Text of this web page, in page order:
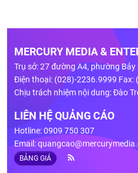
MERCURY MEDIA &
Trụ sở: 27 đường A4, phường
Điện thoại: (028)-2236.9999 Fax:
Chịu trách nhiệm nội dung: Đào
LIÊN HỆ QUẢNG CÁO
Hotline: 0909 750 307
Email:
BẢNG GIÁ